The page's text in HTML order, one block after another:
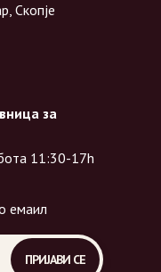
Скопје
за
11:30-17h
емаил